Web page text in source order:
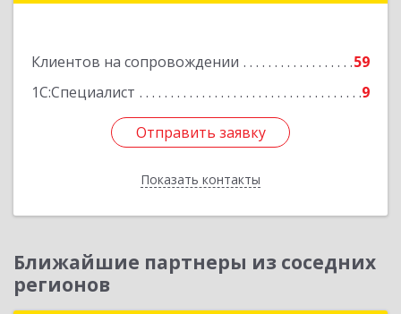
Клиентов на сопровождении
59
1С:Специалист
9
Отправить заявку
Показать контакты
Подробнее
Отправить заявку
Назад
Ближайшие партнеры из соседних
регионов